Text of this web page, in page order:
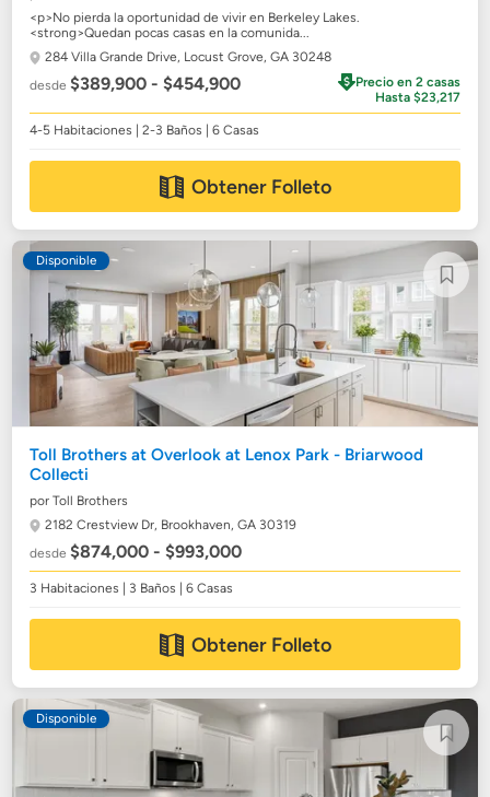
<p>No pierda la oportunidad de vivir en Berkeley Lakes.
<strong>Quedan pocas casas en la comunida...
284 Villa Grande Drive, Locust Grove, GA 30248
desde$389,900 - $454,900
Precio en 2 casas
Hasta $23,217
4-5 Habitaciones | 2-3 Baños | 6 Casas
Obtener Folleto
Disponible
Toll Brothers at Overlook at Lenox Park - Briarwood
Collecti
por Toll Brothers
2182 Crestview Dr, Brookhaven, GA 30319
desde$874,000 - $993,000
3 Habitaciones | 3 Baños | 6 Casas
Obtener Folleto
Disponible